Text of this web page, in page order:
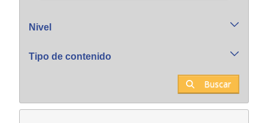
Nivel
Tipo de contenido
Buscar